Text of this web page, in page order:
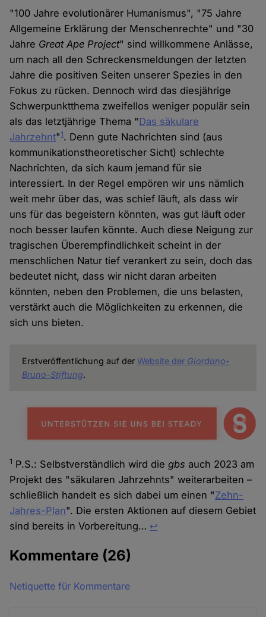
"100 Jahre evolutionärer Humanismus", "75 Jahre
Allgemeine Erklärung der Menschenrechte" und "30
Jahre Great Ape Project" sind willkommene Anlässe,
um nach all den Schreckensmeldungen der letzten
Jahre die positiven Seiten unserer Spezies in den
Fokus zu rücken. Dennoch wird das diesjährige
Schwerpunktthema zweifellos weniger populär sein
als das letztjährige Thema "Das säkulare
Jahrzehnt"1. Denn gute Nachrichten sind (aus
kommunikationstheoretischer Sicht) schlechte
Nachrichten, da sich kaum jemand für sie
interessiert. In der Regel empören wir uns nämlich
weit mehr über das, was schief läuft, als dass wir
uns für das begeistern könnten, was gut läuft oder
noch besser laufen könnte. Auch diese Neigung zur
tragischen Überempfindlichkeit scheint in der
menschlichen Natur tief verankert zu sein, doch das
bedeutet nicht, dass wir nicht daran arbeiten
könnten, neben den Problemen, die uns belasten,
verstärkt auch die Möglichkeiten zu erkennen, die
sich uns bieten.
Erstveröffentlichung auf der Website der Giordano-
Bruno-Stiftung.
1 P.S.: Selbstverständlich wird diegbsauch 2023 am
Projekt des "säkularen Jahrzehnts" weiterarbeiten –
schließlich handelt es sich dabei um einen "Zehn-
Jahres-Plan". Die ersten Aktionen auf diesem Gebiet
sind bereits in Vorbereitung… ↩︎
Kommentare (26)
Netiquette für Kommentare